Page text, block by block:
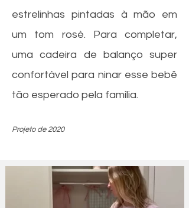
estrelinhas pintadas à mão em
um tom rosè. Para completar,
uma cadeira de balanço super
confortável para ninar esse bebê
tão esperado pela família.
Projeto de 2020